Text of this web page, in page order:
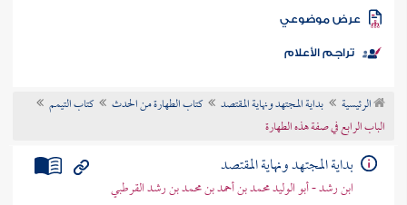
الكتب
موضوعي
تراجم الأعلام
الرئيسية بداية المجتهد ونهاية المقتصد كتاب الطهارة من الحدث
كتاب التيمم
الباب الرابع في صفة هذه الطهارة
بداية المجتهد ونهاية المقتصد
ابن رشد - أبو الوليد محمد بن أحمد بن محمد بن رشد القرطبي